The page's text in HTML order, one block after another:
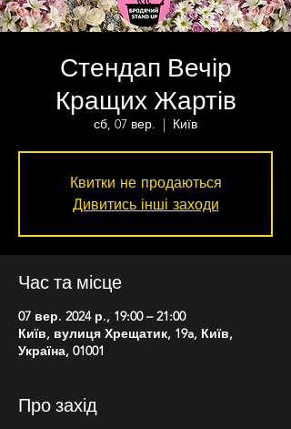
Стендап Вечір
Кращих Жартів
сб, 07 вер.
  |
Київ
Квитки не продаються
Дивитись інші заходи
Час та місце
07 вер. 2024 р., 19:00 – 21:00
Київ, вулиця Хрещатик, 19a, Київ,
Україна, 01001
Про захід